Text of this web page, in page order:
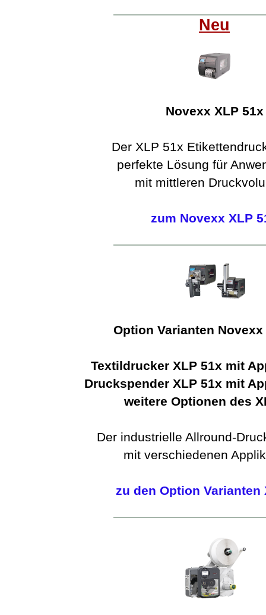
Neu
Novexx XLP 51x
Der XLP 51x
perfekte Lösung für
mit mittleren
zum Novexx XLP
Option Varianten Novexx
Textildrucker XLP 51x mit
Druckspender XLP 51x mit
weitere Optionen des
Der industrielle Allround-
mit verschiedenen
zu den Option Varianten